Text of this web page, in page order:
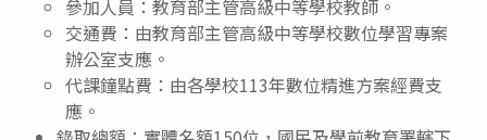
參加人員：教育部主管高級中等學校教師。
交通費：由教育部主管高級中等學校數位學習專案
辦公室支應。
代課鐘點費：由各學校113年數位精進方案經費支
應。